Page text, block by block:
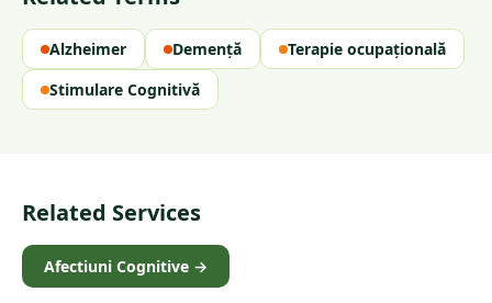
Alzheimer Demență
Terapie ocupațională
Stimulare Cognitivă
Related Services
Afectiuni Cognitive →